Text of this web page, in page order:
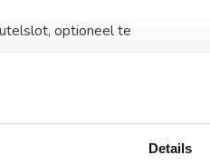
Details
optioneel te
met een alarmbox,
en linkerzijde
de kluis voor extra